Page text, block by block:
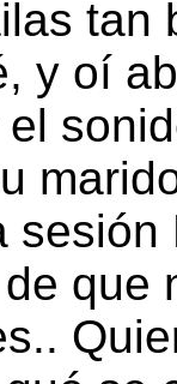
tan
y oí
que